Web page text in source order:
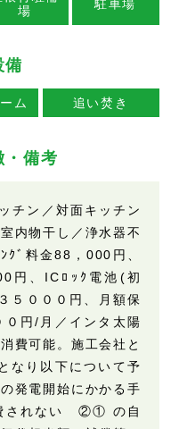
場
駐車場
備
ム 追い焚き
・備考
チン／対面キッチン
内物干し／浄水器不
ｸﾞ料金88，000円、
円、ICﾛｯｸ電池(初
５０００円、月額保
０円/月／インタ太陽
費可能。施工会社と
なり以下について予
発電開始にかかる手
されない ②① の自